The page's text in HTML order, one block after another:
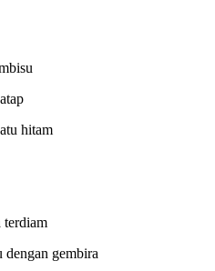
hitam
terdiam
dengan gembira